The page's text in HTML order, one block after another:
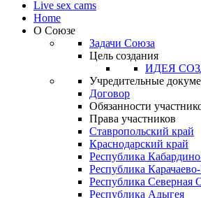
Live sex cams
Home
О Союзе
Задачи Союза
Цель создания
ИДЕЯ
Учредительные
Договор
Обязанности
Права участников
Ставропольский край
Краснодарский край
Республика
Республика
Республика Северная
Республика Адыгея